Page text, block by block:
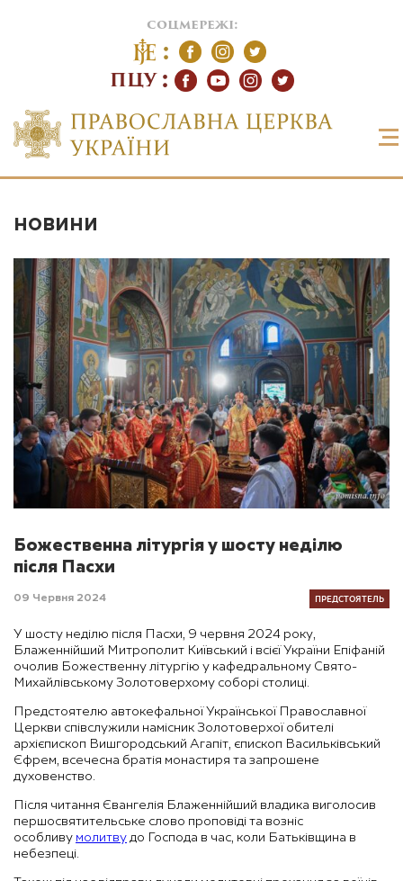
соцмережі:
ПЦУ
НОВИНИ
Божественна літургія у шосту неділю
після Пасхи
09 Червня 2024 ПРЕДСТОЯТЕЛЬ
У шосту неділю після Пасхи, 9 червня 2024 року,
Блаженнійший Митрополит Київський і всієї України Епіфаній
очолив Божественну літургію у кафедральному Свято-
Михайлівському Золотоверхому соборі столиці.
Предстоятелю автокефальної Української Православної
Церкви співслужили намісник Золотоверхої обителі
архієпископ Вишгородський Агапіт, єпископ Васильківський
Єфрем, всечесна братія монастиря та запрошене
духовенство.
Після читання Євангелія Блаженнійший владика виголосив
першосвятительське слово проповіді та возніс
особливу молитву до Господа в час, коли Батьківщина в
небезпеці.